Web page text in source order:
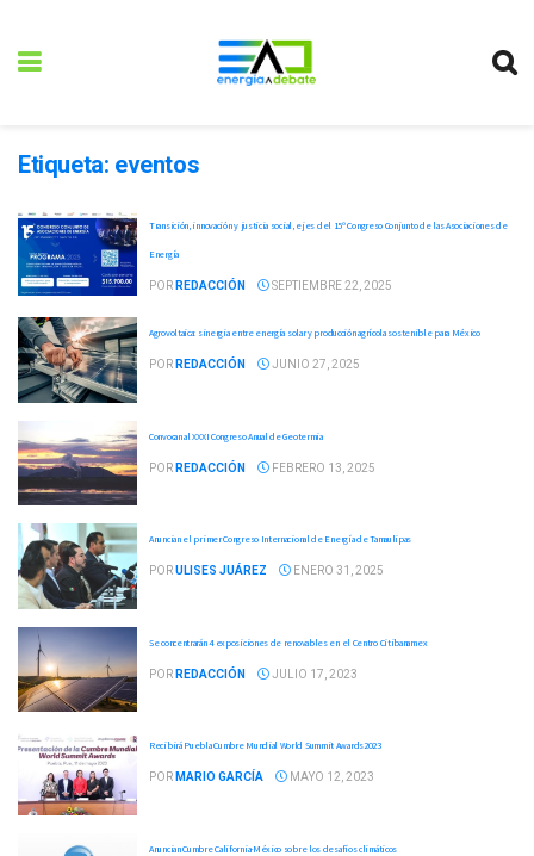
Etiqueta: eventos
Transición, innovación y justicia social, ejes del 15º Congreso Conjunto de las Asociaciones de
Energía
POR REDACCIÓN SEPTIEMBRE 22, 2025
Agrovoltaica: sinergia entre energía solar y producción agrícola sostenible para México
POR REDACCIÓN JUNIO 27, 2025
Convocan al XXXI Congreso Anual de Geotermia
POR REDACCIÓN FEBRERO 13, 2025
Anuncian el primer Congreso Internacional de Energía de Tamaulipas
PORULISES JUÁREZ ENERO 31, 2025
Se concentrarán 4 exposiciones de renovables en el Centro Citibanamex
POR REDACCIÓN JULIO 17, 2023
Recibirá Puebla Cumbre Mundial World Summit Awards2023
POR MARIO GARCÍA MAYO 12, 2023
Anuncian Cumbre California-México sobre los desafíos climáticos